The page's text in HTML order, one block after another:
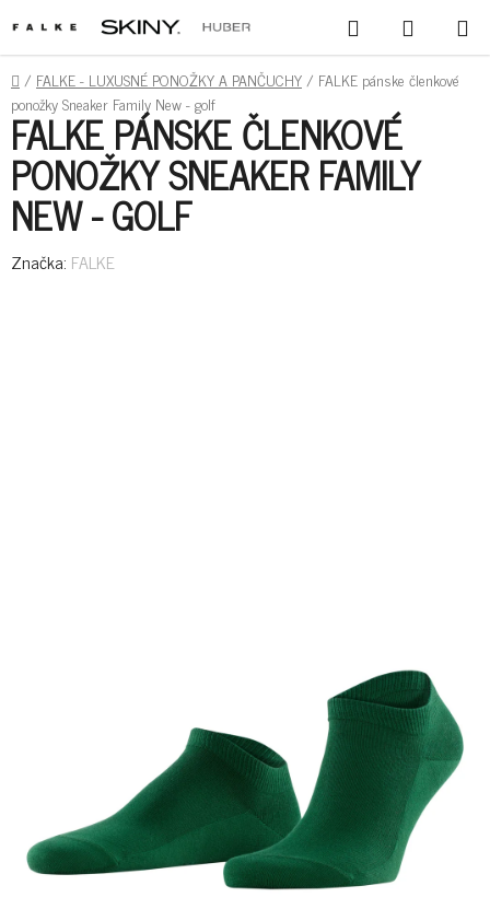
NA
OBSAH
HĽADAŤ
KOŠÍK
DOMOV
/ FALKE - LUXUSNÉ PONOŽKY A PANČUCHY/ FALKE pánske členkové
ponožky Sneaker Family New - golf
FALKE PÁNSKE ČLENKOVÉ
PONOŽKY SNEAKER FAMILY
NEW - GOLF
Značka: FALKE